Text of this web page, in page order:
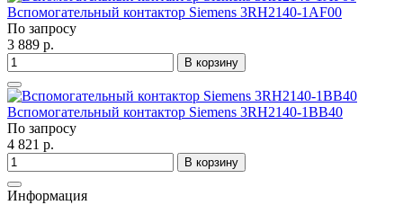
Вспомогательный контактор Siemens 3RH2140-1AF00
По запросу
3 889 р.
В корзину
Вспомогательный контактор Siemens 3RH2140-1BB40
По запросу
4 821 р.
В корзину
Информация